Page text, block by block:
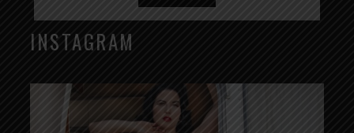
INSTAGRAM